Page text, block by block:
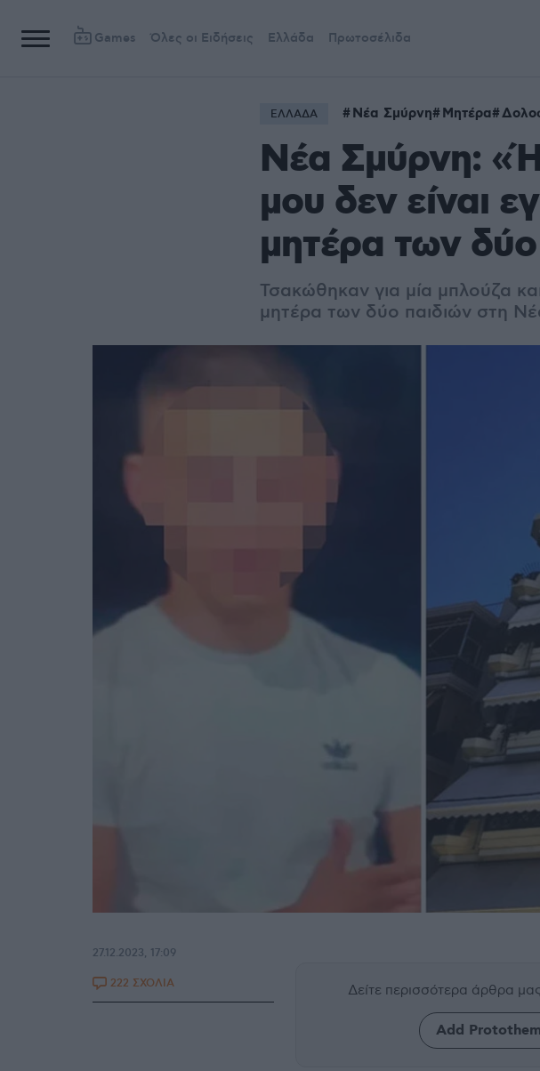
Games Όλες οι Ειδήσεις Ελλάδα Πρωτοσέλιδα
ΕΛΛΑΔΑ Νέα Σμύρνη Μητέρα
Νέα Σμύρνη:
μου δεν είναι
μητέρα των
Τσακώθηκαν για μία μπλούζα
μητέρα των δύο παιδιών στη
Δείτε περισσότερα άρθρα
Add
27.12.2023, 17:09
222 ΣΧΟΛΙΑ